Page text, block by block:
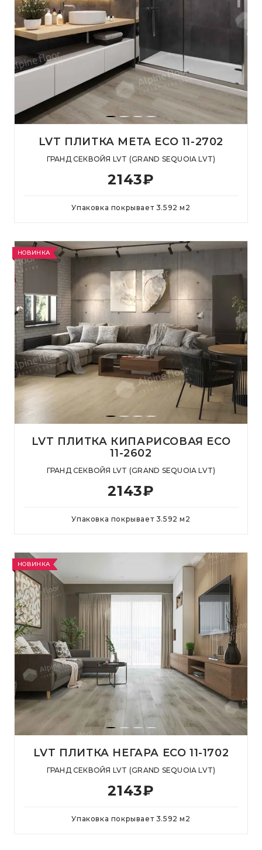
LVT ПЛИТКА МЕТА ECO 11-2702
ГРАНД СЕКВОЙЯ LVT (GRAND SEQUOIA LVT)
2143₽
Упаковка покрывает 3.592 м 2
НОВИНКА
LVT ПЛИТКА КИПАРИСОВАЯ ECO
11-2602
ГРАНД СЕКВОЙЯ LVT (GRAND SEQUOIA LVT)
2143₽
Упаковка покрывает 3.592 м 2
НОВИНКА
LVT ПЛИТКА НЕГАРА ECO 11-1702
ГРАНД СЕКВОЙЯ LVT (GRAND SEQUOIA LVT)
2143₽
Упаковка покрывает 3.592 м 2